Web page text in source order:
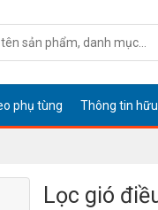
phụ tùng Thông tin
Lọc gió